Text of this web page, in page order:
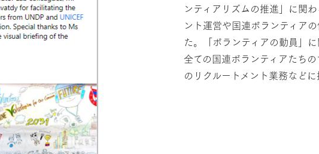
ンティアリズムの推進」に関
ント運営や国連ボランティア
た。「ボランティアの動員」
全ての国連ボランティアたち
のリクルートメント業務などに